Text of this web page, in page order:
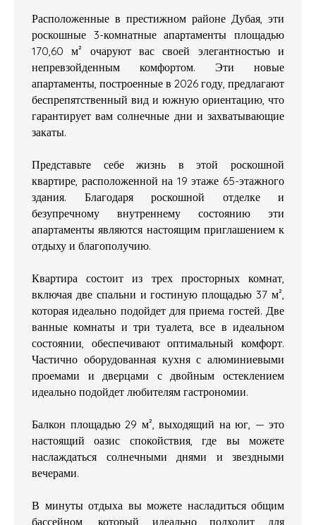
Расположенные в престижном районе Дубая, эти
роскошные 3-комнатные апартаменты площадью
170,60 м² очаруют вас своей элегантностью и
непревзойденным комфортом. Эти новые
апартаменты, построенные в 2026 году, предлагают
беспрепятственный вид и южную ориентацию, что
гарантирует вам солнечные дни и захватывающие
закаты.
Представьте себе жизнь в этой роскошной
квартире, расположенной на 19 этаже 65-этажного
здания. Благодаря роскошной отделке и
безупречному внутреннему состоянию эти
апартаменты являются настоящим приглашением к
отдыху и благополучию.
Квартира состоит из трех просторных комнат,
включая две спальни и гостиную площадью 37 м²,
которая идеально подойдет для приема гостей. Две
ванные комнаты и три туалета, все в идеальном
состоянии, обеспечивают оптимальный комфорт.
Частично оборудованная кухня с алюминиевыми
проемами и дверцами с двойным остеклением
идеально подойдет любителям гастрономии.
Балкон площадью 29 м², выходящий на юг, — это
настоящий оазис спокойствия, где вы можете
наслаждаться солнечными днями и звездными
вечерами.
В минуты отдыха вы можете насладиться общим
бассейном, который идеально подходит для